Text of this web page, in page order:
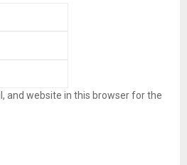
and website in this browser for the